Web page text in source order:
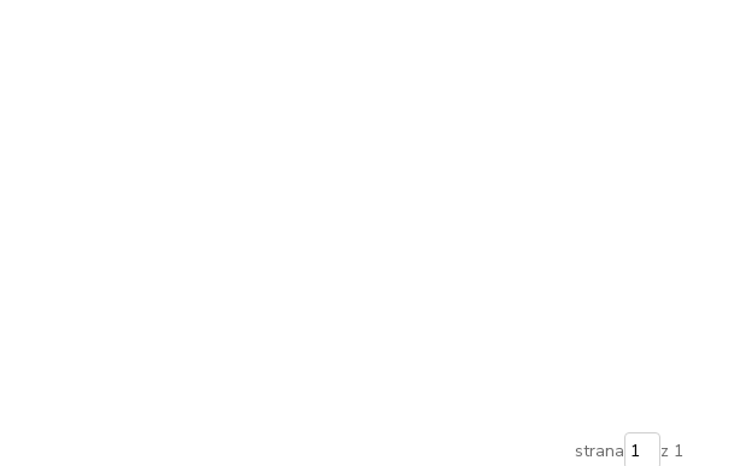
strana z 1